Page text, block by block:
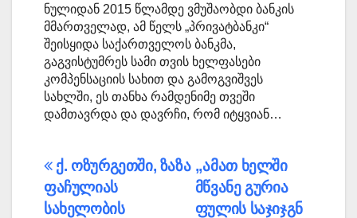
ნულიდან 2015 წლამდე ვმუშაობდი ბანკის
მმართველად, ამ წელს „პრივატბანკი“
შეისყიდა საქართველოს ბანკმა,
გაგვისტუმრეს სამი თვის ხელფასები
კომპენსაციის სახით და გამოგვიშვეს
სახლში, ეს თანხა რამდენიმე თვეში
დამთავრდა და დავრჩი, რომ იტყვიან…
პოსტის
ნავიგაცია
„ამათ ხელში
მწვანე გურია
ფულის საჯიჯგნ
ქ. ოზურგეთში, ზაზა
ფაჩულიას
სახელობის